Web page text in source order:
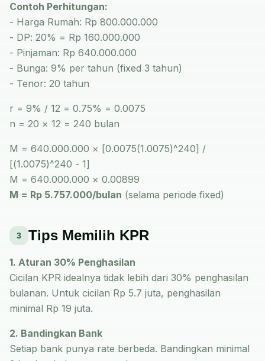
Contoh Perhitungan:
- Harga Rumah: Rp 800.000.000
- DP: 20% = Rp 160.000.000
- Pinjaman: Rp 640.000.000
- Bunga: 9% per tahun (fixed 3 tahun)
- Tenor: 20 tahun
r = 9% / 12 = 0.75% = 0.0075
n = 20 × 12 = 240 bulan
M = 640.000.000 × [0.0075(1.0075)^240] /
[(1.0075)^240 - 1]
M = 640.000.000 × 0.00899
M = Rp 5.757.000/bulan (selama periode fixed)
3 Tips Memilih KPR
1. Aturan 30% Penghasilan
Cicilan KPR idealnya tidak lebih dari 30% penghasilan
bulanan. Untuk cicilan Rp 5.7 juta, penghasilan
minimal Rp 19 juta.
2. Bandingkan Bank
Setiap bank punya rate berbeda. Bandingkan minimal